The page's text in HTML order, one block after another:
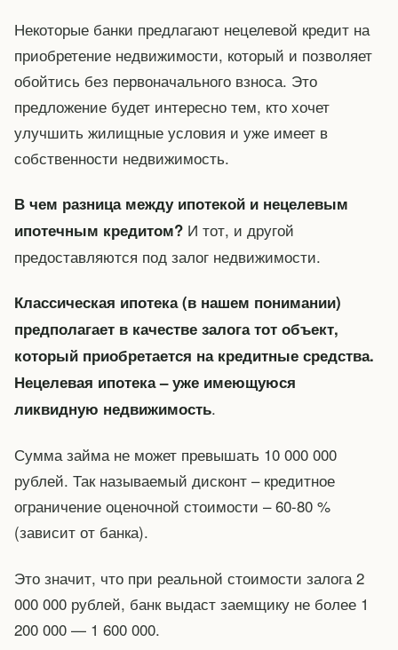
Некоторые банки предлагают нецелевой кредит на
приобретение недвижимости, который и позволяет
обойтись без первоначального взноса. Это
предложение будет интересно тем, кто хочет
улучшить жилищные условия и уже имеет в
собственности недвижимость.
В чем разница между ипотекой и нецелевым
ипотечным кредитом? И тот, и другой
предоставляются под залог недвижимости.
Классическая ипотека (в нашем понимании)
предполагает в качестве залога тот объект,
который приобретается на кредитные средства.
Нецелевая ипотека – уже имеющуюся
ликвидную недвижимость.
Сумма займа не может превышать 10 000 000
рублей. Так называемый дисконт – кредитное
ограничение оценочной стоимости – 60-80 %
(зависит от банка).
Это значит, что при реальной стоимости залога 2
000 000 рублей, банк выдаст заемщику не более 1
200 000 — 1 600 000.